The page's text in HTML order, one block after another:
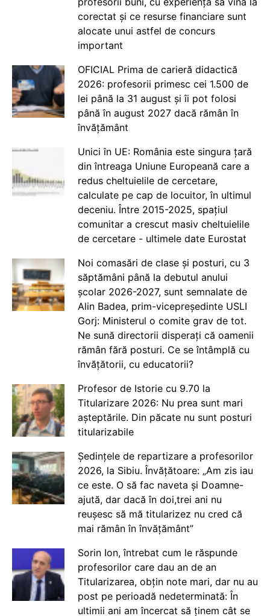
corectat și ce resurse financiare sunt
alocate unui astfel de concurs
important
OFICIAL Prima de carieră didactică
2026: profesorii primesc cei 1.500 de
lei până la 31 august și îi pot folosi
până în august 2027 dacă rămân în
învățământ
Unici în UE: România este singura țară
din întreaga Uniune Europeană care a
redus cheltuielile de cercetare,
calculate pe cap de locuitor, în ultimul
deceniu. Între 2015-2025, spațiul
comunitar a crescut masiv cheltuielile
de cercetare - ultimele date Eurostat
Noi comasări de clase și posturi, cu 3
săptămâni până la debutul anului
școlar 2026-2027, sunt semnalate de
Alin Badea, prim-vicepreședinte USLI
Gorj: Ministerul o comite grav de tot.
Ne sună directorii disperați că oamenii
rămân fără posturi. Ce se întâmplă cu
învățătorii, cu educatorii?
Profesor de Istorie cu 9.70 la
Titularizare 2026: Nu prea sunt mari
așteptările. Din păcate nu sunt posturi
titularizabile
Ședințele de repartizare a profesorilor
2026, la Sibiu. Învățătoare: „Am zis iau
ce este. O să fac naveta și Doamne-
ajută, dar dacă în doi,trei ani nu
reușesc să mă titularizez nu cred că
mai rămân în învățământ”
Sorin Ion, întrebat cum le răspunde
profesorilor care dau an de an
Titularizarea, obțin note mari, dar nu au
post pe perioadă nedeterminată: În
ultimii ani am încercat să ținem cât se